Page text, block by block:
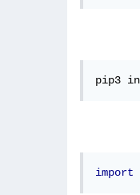
pip3
import